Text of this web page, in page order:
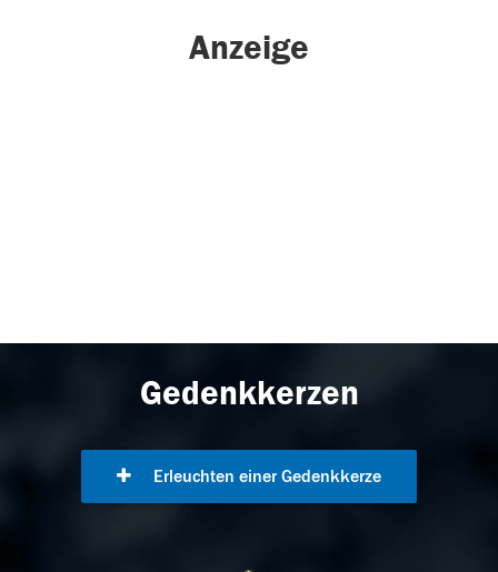
Anzeige
Gedenkkerzen
Erleuchten einer Gedenkkerze